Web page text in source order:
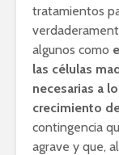
tratamientos
algunos como
las células
necesarias a
crecimiento
contingencia
agrave y que,